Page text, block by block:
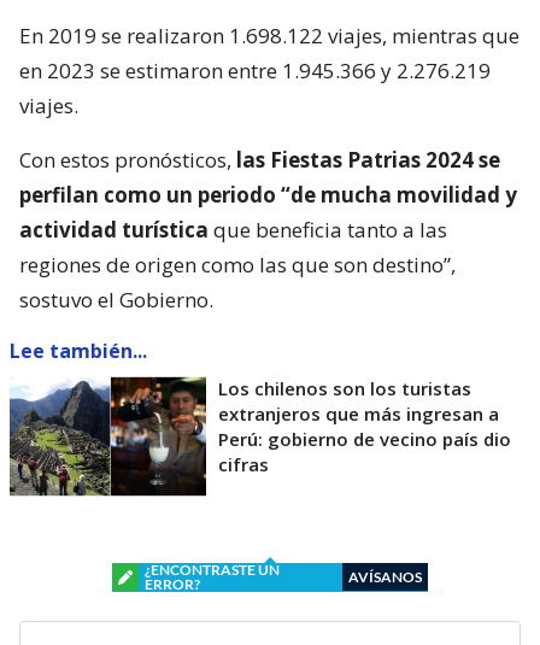
En 2019 se realizaron 1.698.122 viajes, mientras que
en 2023 se estimaron entre 1.945.366 y 2.276.219
viajes.
Con estos pronósticos, las Fiestas Patrias 2024 se
perfilan como un periodo “de mucha movilidad y
actividad turística que beneficia tanto a las
regiones de origen como las que son destino”,
sostuvo el Gobierno.
Lee también...
Los chilenos son los turistas
extranjeros que más ingresan a
Perú: gobierno de vecino país dio
cifras
¿ENCONTRASTE UN
ERROR?
AVÍSANOS